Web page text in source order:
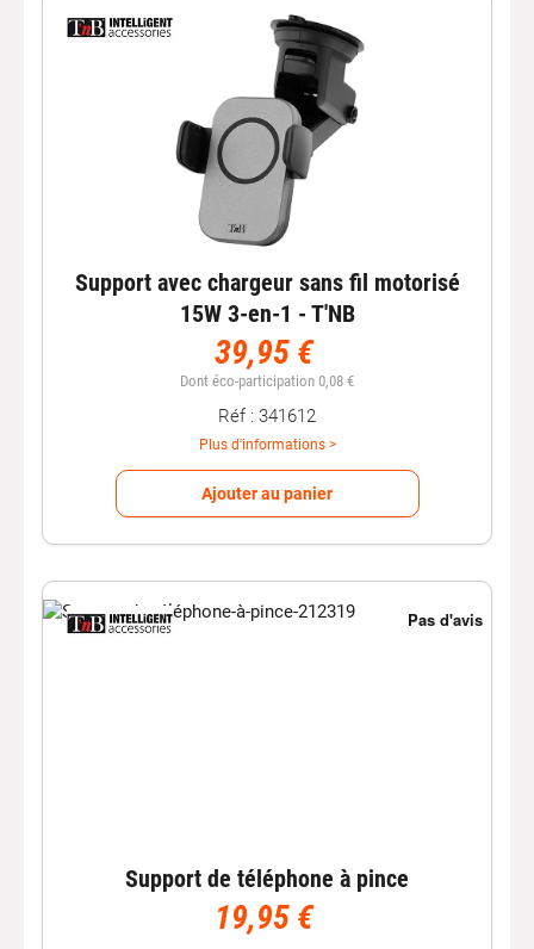
Support avec chargeur sans fil motorisé
15W 3-en-1 - T'NB
39,95 €
Dont éco-participation 0,08 €
Réf : 341612
Plus d'informations >
Ajouter au panier
Support de téléphone à pince
19,95 €